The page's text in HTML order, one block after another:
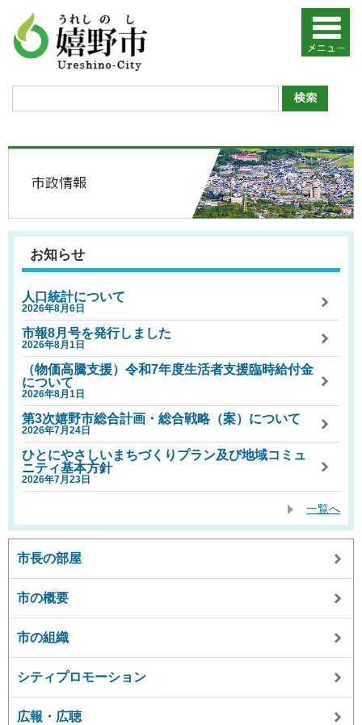
お知らせ
人口統計について
2026年8月6日
市報8月号を発行しました
2026年8月1日
（物価高騰支援）令和7年度生活者支援臨時給付金
について
2026年8月1日
第3次嬉野市総合計画・総合戦略（案）について
2026年7月24日
ひとにやさしいまちづくりプラン及び地域コミュ
ニティ基本方針
2026年7月23日
一覧へ
市長の部屋
市の概要
市の組織
シティプロモーション
広報・広聴